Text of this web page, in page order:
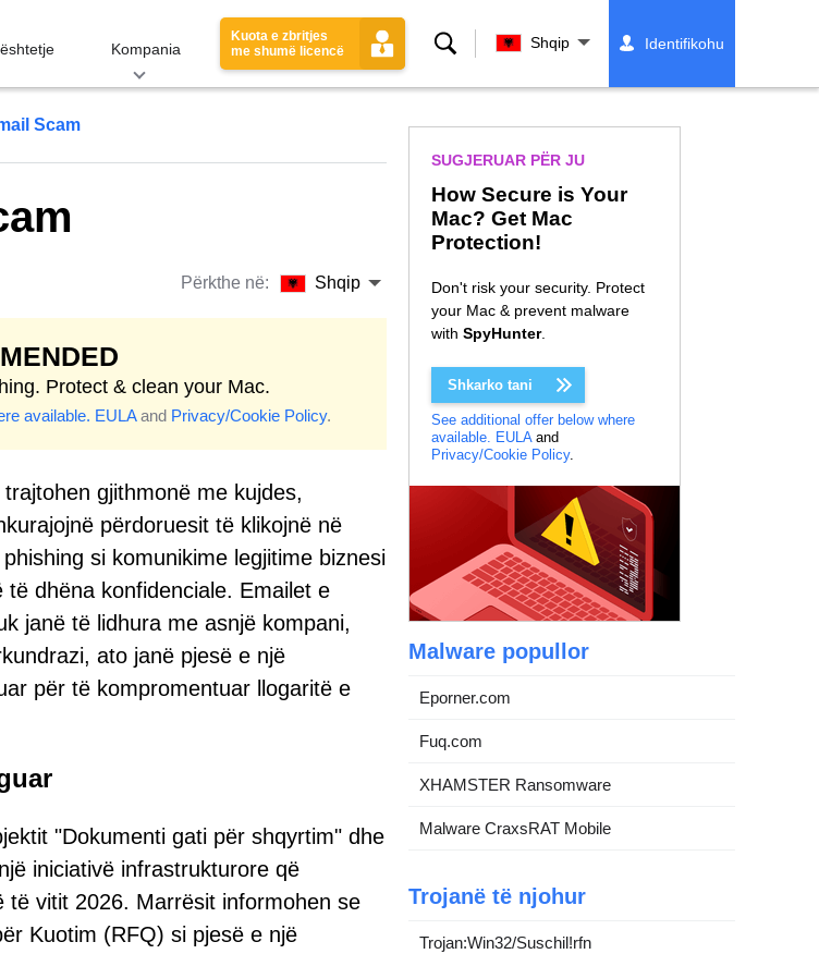
Kompania
Kuota e zbritjes
me shumë licencë
Kërko Shqip Identifikohu
Scam
Përkthe në: Shqip
Protect & clean your Mac.
available. EULAand Privacy/Cookie Policy.
gjithmonë me kujdes,
përdoruesit të klikojnë në
si komunikime legjitime biznesi
dhëna konfidenciale. Emailet e
janë të lidhura me asnjë kompani,
ato janë pjesë e një
për të kompromentuar llogaritë e
"Dokumenti gati për shqyrtim" dhe
iniciativë infrastrukturore që
vitit 2026. Marrësit informohen se
Kuotim (RFQ) si pjesë e një
SUGJERUAR PËR JU
How Secure is Your
Mac? Get Mac
Protection!
Don't risk your security. Protect
your Mac & prevent malware
with SpyHunter.
Shkarko tani
See additional offer below where
available. EULAand
Privacy/Cookie Policy.
Malware popullor
Eporner.com
Fuq.com
XHAMSTER Ransomware
Malware CraxsRAT Mobile
Trojanë të njohur
Trojan:Win32/Suschil!rfn